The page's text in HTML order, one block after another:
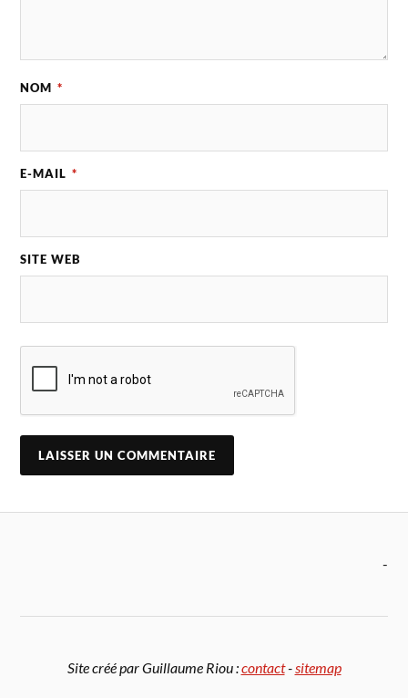
NOM *
E-MAIL *
SITE WEB
-
Site créé par Guillaume Riou :contact-sitemap